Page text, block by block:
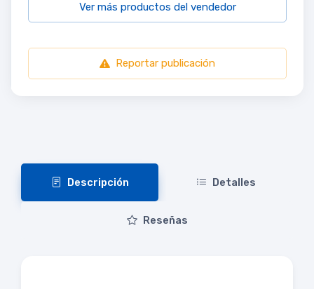
Ver más productos del vendedor
Reportar publicación
Descripción Detalles
Reseñas